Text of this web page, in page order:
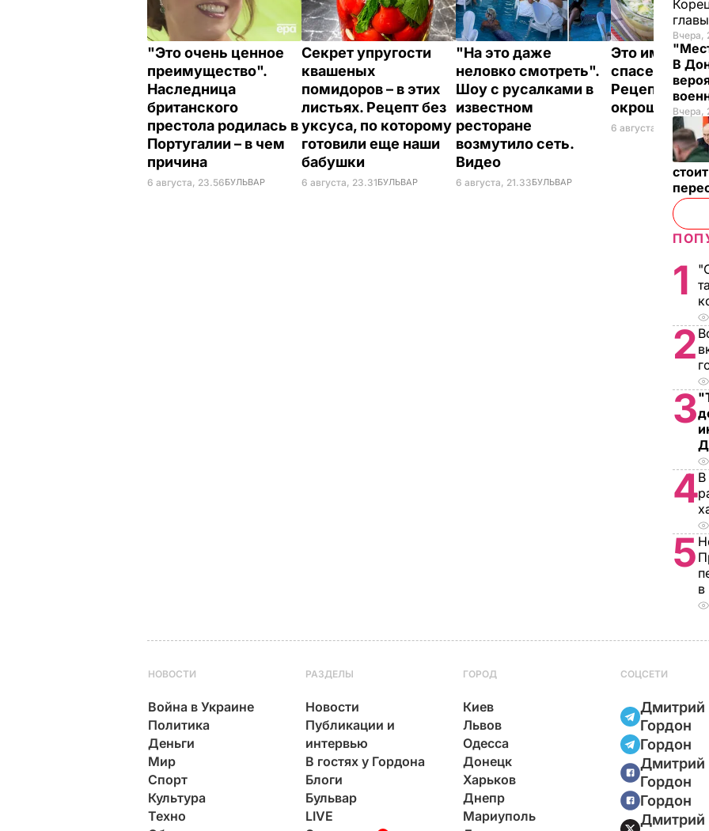
"Это очень ценное
преимущество".
Наследница
британского
престола родилась в
Португалии – в чем
причина
6 августа, 23.56БУЛЬВАР
Секрет упругости
квашеных
помидоров – в этих
листьях. Рецепт без
уксуса, по которому
готовили еще наши
бабушки
6 августа, 23.31БУЛЬВАР
"На это даже
неловко смотреть".
Шоу с русалками в
известном
ресторане
возмутило сеть.
Видео
6 августа, 21.33БУЛЬВАР
Это именно
спасет в
Рецепт
окрошки
6 августа, 18.21
Вчера,
В
Вчера,
1
2
3
4В
5
в
НОВОСТИ
Война в Украине
Политика
Деньги
Мир
Спорт
Культура
Техно
РАЗДЕЛЫ
Новости
Публикации и
интервью
В гостях у Гордона
Блоги
Бульвар
LIVE
ГОРОД
Киев
Львов
Одесса
Донецк
Харьков
Днепр
Мариуполь
СОЦСЕТИ
Дмитрий
Гордон
Гордон
Дмитрий
Гордон
Гордон
Дмитрий